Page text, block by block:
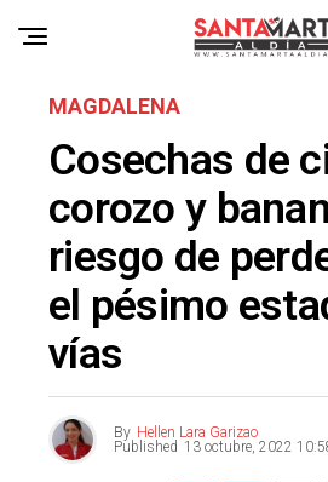
MAGDALENA
Cosechas de
corozo y
riesgo de
el pésimo
vías
By Hellen Lara Garizao
Published 13 octubre, 2022